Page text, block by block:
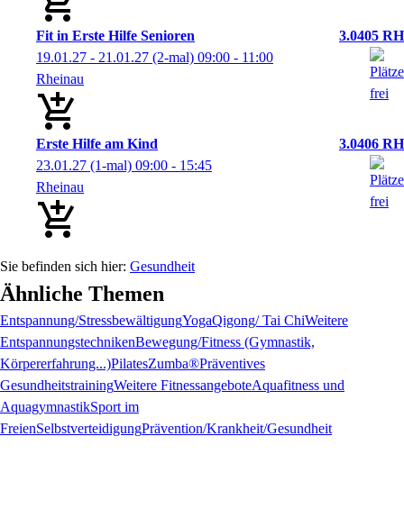
Fit in Erste Hilfe Senioren
3.0405 RH
19.01.27 - 21.01.27 (2-mal) 09:00 - 11:00
Rheinau
Erste Hilfe am Kind
3.0406 RH
23.01.27 (1-mal) 09:00 - 15:45
Rheinau
Gesundheit
Ähnliche Themen
Entspannung/StressbewältigungYogaQigong/ Tai ChiWeitere
EntspannungstechnikenBewegung/Fitness (Gymnastik,
Körpererfahrung...)PilatesZumba®Präventives
GesundheitstrainingWeitere FitnessangeboteAquafitness und
AquagymnastikSport im
FreienSelbstverteidigungPrävention/Krankheit/Gesundheit